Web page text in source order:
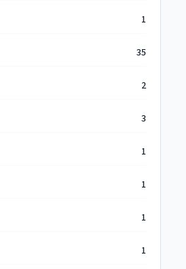
1
35
2
3
1
1
1
1